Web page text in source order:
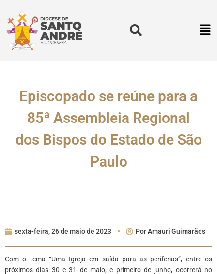
Episcopado se reúne para a
85ª Assembleia Regional
dos Bispos do Estado de São
Paulo
sexta-feira, 26 de maio de 2023 PorAmauri Guimarães
Com o tema “Uma Igreja em saída para as periferias”, entre os
próximos dias 30 e 31 de maio, e primeiro de junho, ocorrerá no